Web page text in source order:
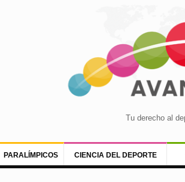
Tu derecho al
PARALÍMPICOS CIENCIA DEL DEPORTE